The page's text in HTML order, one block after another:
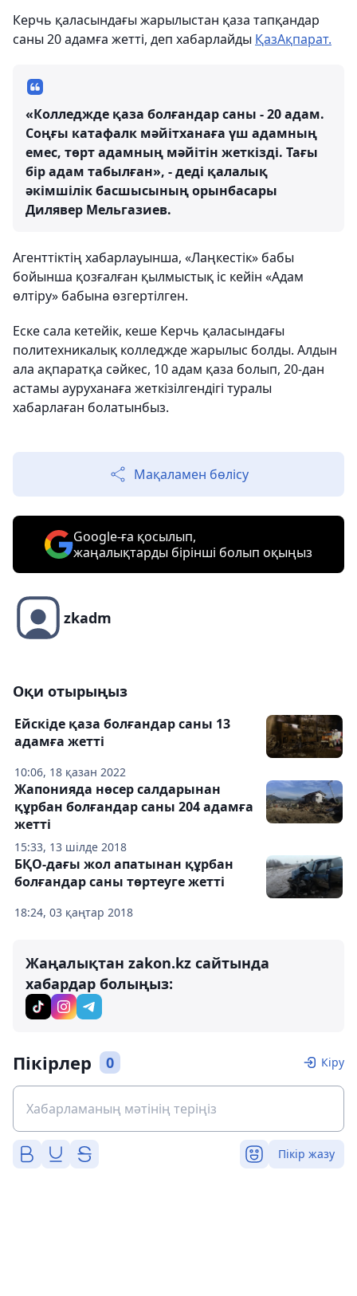
Керчь қаласындағы жарылыстан қаза тапқандар
саны 20 адамға жетті, деп хабарлайды ҚазАқпарат.
«Колледжде қаза болғандар саны - 20 адам.
Соңғы катафалк мәйітханаға үш адамның
емес, төрт адамның мәйітін жеткізді. Тағы
бір адам табылған», - деді қалалық
әкімшілік басшысының орынбасары
Дилявер Мельгазиев.
Агенттіктің хабарлауынша, «Лаңкестік» бабы
бойынша қозғалған қылмыстық іс кейін «Адам
өлтіру» бабына өзгертілген.
Еске сала кетейік, кеше Керчь қаласындағы
политехникалық колледжде жарылыс болды. Алдын
ала ақпаратқа сәйкес, 10 адам қаза болып, 20-дан
астамы ауруханаға жеткізілгендігі туралы
хабарлаған болатынбыз.
Мақаламен бөлісу
Google-ға қосылып,
жаңалықтарды бірінші болып оқыңыз
zkadm
Оқи отырыңыз
10:06, 18 қазан 2022
Ейскіде қаза болғандар саны 13
адамға жетті
15:33, 13 шілде 2018
Жапонияда нөсер салдарынан
құрбан болғандар саны 204 адамға
жетті
18:24, 03 қаңтар 2018
БҚО-дағы жол апатынан құрбан
болғандар саны төртеуге жетті
Жаңалықтан zakon.kz сайтында
хабардар болыңыз:
Пікірлер 0 Кіру
Пікір жазу